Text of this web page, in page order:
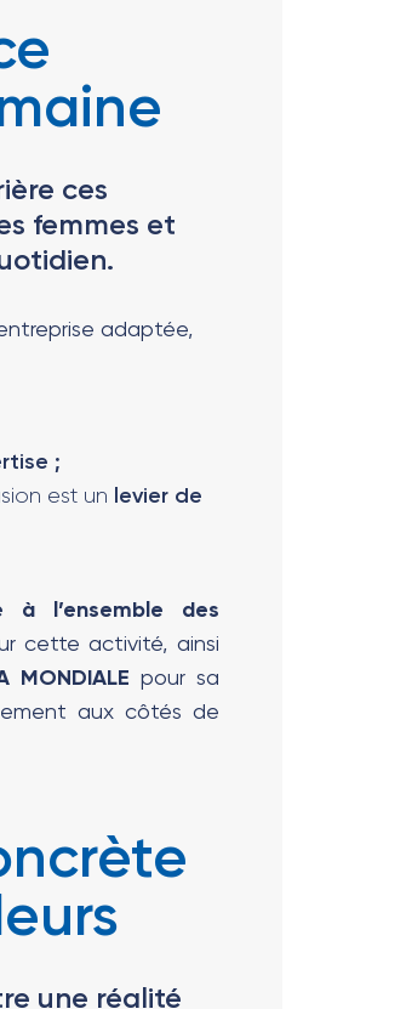
ces
femmes et
adaptée,
;
est un levier de
à l’ensemble des
cette activité, ainsi
MONDIALE pour sa
aux côtés de
une réalité